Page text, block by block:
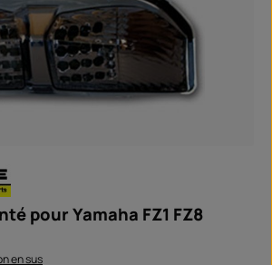
pour Yamaha FZ1 FZ8
en sus